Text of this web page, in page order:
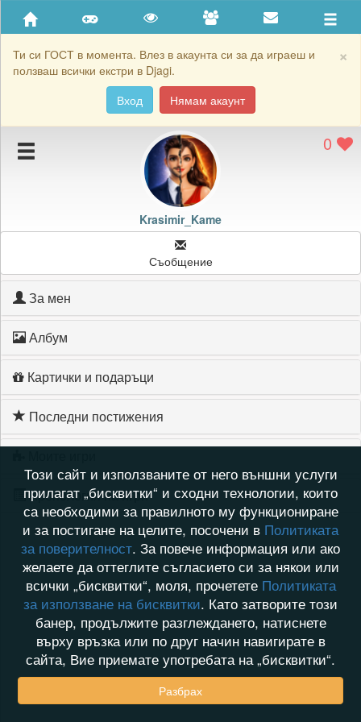
×
Ти си ГОСТ в момента. Влез в акаунта си за да играеш и
ползваш всички екстри в Djagi.
Вход
Нямам акаунт
Приятели
Хронология на игри
Подаръците на Krasimir_Kame
Картичките на Krasimir_Kame
Блокирай Krasimir_Kame
0
Krasimir_Kame
Съобщение
За мен
Албум
Картички и подаръци
Последни постижения
Хронология на игри
Този сайт и използваните от него външни услуги
прилагат „бисквитки“ и сходни технологии, които
са необходими за правилното му функциониране
и за постигане на целите, посочени в Политиката
за поверителност. За повече информация или ако
желаете да оттеглите съгласието си за някои или
всички „бисквитки“, моля, прочетете Политиката
за използване на бисквитки. Като затворите този
банер, продължите разглеждането, натиснете
върху връзка или по друг начин навигирате в
сайта, Вие приемате употребата на „бисквитки“.
Разбрах